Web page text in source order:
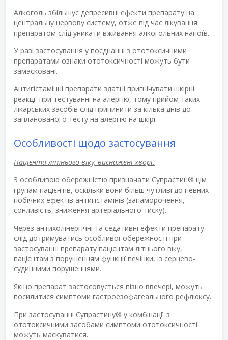
Алкоголь збільшує депресивні ефекти препарату на
центральну нервову систему, отже під час лікування
препаратом слід уникати вживання алкогольних напоїв.
У разі застосування у поєднанні з ототоксичними
препаратами ознаки ототоксичності можуть бути
замасковані.
Антигістамінні препарати здатні пригнічувати шкірні
реакції при тестуванні на алергію, тому прийом таких
лікарських засобів слід припинити за кілька днів до
запланованого тесту на алергію на шкірі.
Особливості щодо застосування
Пацієнти літнього віку, виснажені хворі.
З особливою обережністю призначати Супрастин® цім
групам пацієнтів, оскільки вони більш чутливі до певних
побічних ефектів антигістамінів (запаморочення,
сонливість, зниження артеріального тиску).
Через антихолінергічні та седативні ефекти препарату
слід дотримуватись особливої обережності при
застосуванні препарату пацієнтам літнього віку,
пацієнтам з порушенням функції печінки, із серцево-
судинними порушеннями.
Якщо препарат застосовується пізно ввечері, можуть
посилитися симптоми гастроезофагеального рефлюксу.
При застосуванні Супрастину® у комбінації з
ототоксичними засобами симптоми ототоксичності
можуть маскуватися.